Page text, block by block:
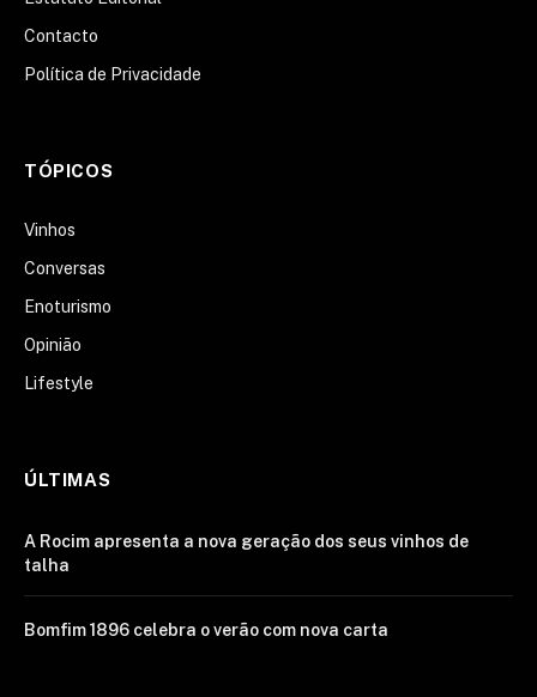
Contacto
Política de Privacidade
TÓPICOS
Vinhos
Conversas
Enoturismo
Opinião
Lifestyle
ÚLTIMAS
A Rocim apresenta a nova geração dos seus vinhos de
talha
Bomfim 1896 celebra o verão com nova carta